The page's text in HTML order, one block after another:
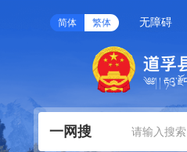
简体 繁体 无障碍
一网搜